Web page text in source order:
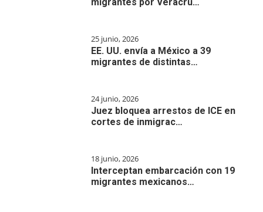
25 junio, 2026
EE. UU. envía a México a 39
migrantes de distintas…
24 junio, 2026
Juez bloquea arrestos de ICE en
cortes de inmigrac…
18 junio, 2026
Interceptan embarcación con 19
migrantes mexicanos…